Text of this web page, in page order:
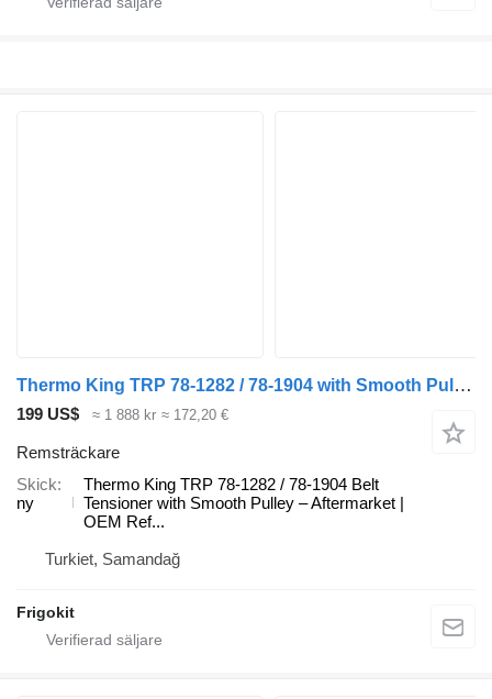
Thermo King TRP 78-1282 / 78-1904 with Smooth Pulley – Aftermarket | OEM Ref Thermo remsträckare till kylanläggning
199 US$ ≈ 1 888 kr ≈ 172,20 €
Remsträckare
Skick
ny
Thermo King TRP 78-1282 / 78-1904 Belt
Tensioner with Smooth Pulley – Aftermarket |
OEM Ref...
Turkiet, Samandağ
Frigokit